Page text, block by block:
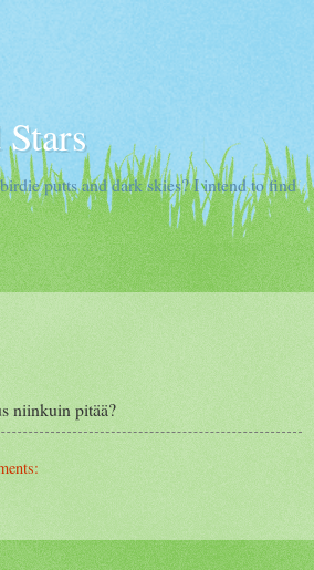
putts and dark skies? I intend to find
niinkuin pitää?